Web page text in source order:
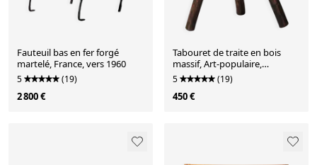
Fauteuil bas en fer forgé
martelé, France, vers 1960
5 (19)
2 800 €
Tabouret de traite en bois
massif, Art-populaire,
Cévennes, vers 1900
5 (19)
450 €